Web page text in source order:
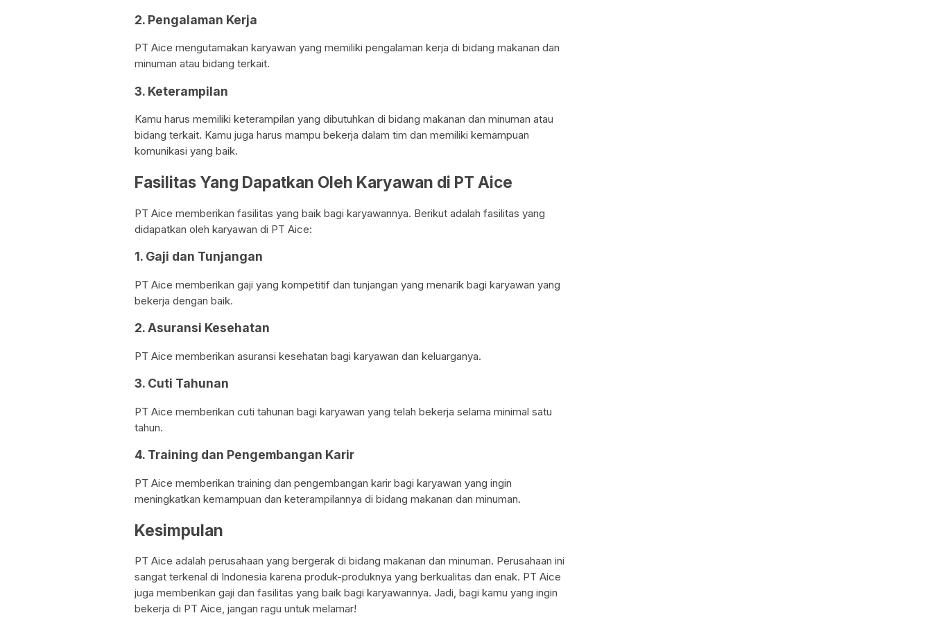
2. Pengalaman Kerja
PT Aice mengutamakan karyawan yang memiliki pengalaman kerja di bidang makanan dan
minuman atau bidang terkait.
3. Keterampilan
Kamu harus memiliki keterampilan yang dibutuhkan di bidang makanan dan minuman atau
bidang terkait. Kamu juga harus mampu bekerja dalam tim dan memiliki kemampuan
komunikasi yang baik.
Fasilitas Yang Dapatkan Oleh Karyawan di PT Aice
PT Aice memberikan fasilitas yang baik bagi karyawannya. Berikut adalah fasilitas yang
didapatkan oleh karyawan di PT Aice:
1. Gaji dan Tunjangan
PT Aice memberikan gaji yang kompetitif dan tunjangan yang menarik bagi karyawan yang
bekerja dengan baik.
2. Asuransi Kesehatan
PT Aice memberikan asuransi kesehatan bagi karyawan dan keluarganya.
3. Cuti Tahunan
PT Aice memberikan cuti tahunan bagi karyawan yang telah bekerja selama minimal satu
tahun.
4. Training dan Pengembangan Karir
PT Aice memberikan training dan pengembangan karir bagi karyawan yang ingin
meningkatkan kemampuan dan keterampilannya di bidang makanan dan minuman.
Kesimpulan
PT Aice adalah perusahaan yang bergerak di bidang makanan dan minuman. Perusahaan ini
sangat terkenal di Indonesia karena produk-produknya yang berkualitas dan enak. PT Aice
juga memberikan gaji dan fasilitas yang baik bagi karyawannya. Jadi, bagi kamu yang ingin
bekerja di PT Aice, jangan ragu untuk melamar!